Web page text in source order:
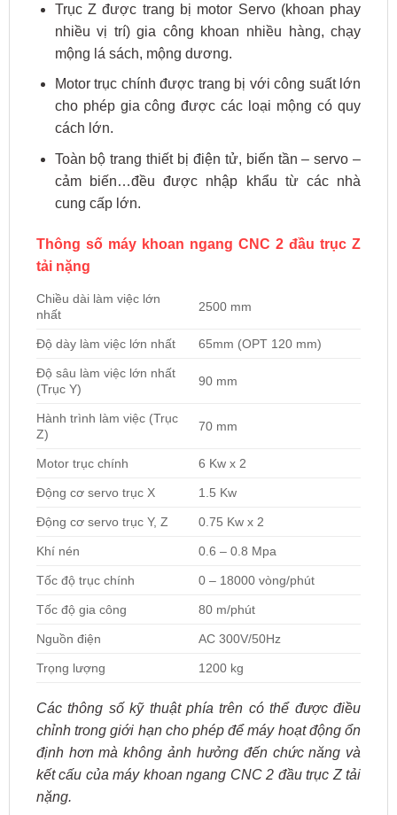
Trục Z được trang bị motor Servo (khoan phay
nhiều vị trí) gia công khoan nhiều hàng, chạy
mộng lá sách, mộng dương.
Motor trục chính được trang bị với công suất lớn
cho phép gia công được các loại mộng có quy
cách lớn.
Toàn bộ trang thiết bị điện tử, biến tần – servo –
cảm biến…đều được nhập khẩu từ các nhà
cung cấp lớn.
Thông số máy khoan ngang CNC 2 đầu trục Z
tải nặng
Chiều dài làm việc lớn
nhất
2500 mm
Độ dày làm việc lớn nhất 65mm (OPT 120 mm)
Độ sâu làm việc lớn nhất
(Trục Y)
90 mm
Hành trình làm việc (Trục
Z)
70 mm
Motor trục chính 6 Kw x 2
Động cơ servo trục X 1.5 Kw
Động cơ servo trục Y, Z 0.75 Kw x 2
Khí nén 0.6 – 0.8 Mpa
Tốc độ trục chính 0 – 18000 vòng/phút
Tốc độ gia công 80 m/phút
Nguồn điện AC 300V/50Hz
Trọng lượng 1200 kg
Các thông số kỹ thuật phía trên có thể được điều
chỉnh trong giới hạn cho phép để máy hoạt động ổn
định hơn mà không ảnh hưởng đến chức năng và
kết cấu của máy khoan ngang CNC 2 đầu trục Z tải
nặng.